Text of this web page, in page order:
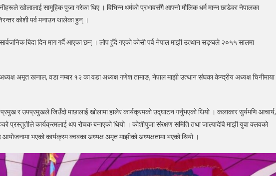
खोलालाई सामूहिक पुजा गरेका थिए । विभिन्न धर्मको प्रभावसँगै आफ्नो मौलिक धर्म मान्न छाडेका नेपालका
कोशी पर्व मनाउन थालेका हुन् ।
सार्वजनिक बिदा दिन माग गर्दै आएका छन् । लोप हुँदै गएको कोसी पर्व नेपाल माझी उत्थान सङ्घले २०५५ सालमा
अमृत खनाल, वडा नम्बर १२ का वडा अध्यक्ष गणेश तामाङ, नेपाल माझी उत्थान संघका केन्द्रीय अध्यक्ष चिनीमाया
र उपप्रमुखले जिउँदो माछालाई खोलामा हालेर कार्यक्रमको उद्घाटन गर्नुभएको थियो । कलाकार सुर्यमणि आचार्य,
प्रस्तुतीले कार्यक्रमलाई थप रोचक बनाएको थियो । कोशीपुजा संरक्षण समिति तथा जाल्पादेवि माझी युवा क्लवको
भएको कार्यक्रम क्वबका अध्यक्ष अमृत माझीको अध्यक्षतामा भएको थियो ।